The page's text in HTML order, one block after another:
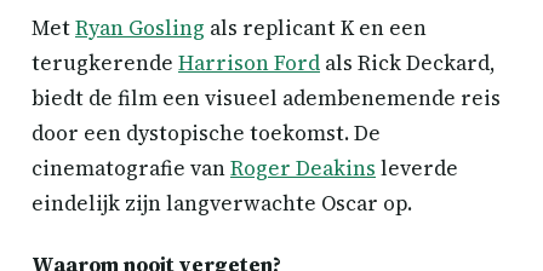
MetRyan Gosling als replicant K en een
terugkerende Harrison Ford als Rick Deckard,
biedt de film een visueel adembenemende reis
door een dystopische toekomst. De
cinematografie vanRoger Deakins leverde
eindelijk zijn langverwachte Oscar op.
Waarom nooit vergeten?